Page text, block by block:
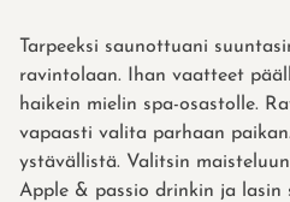
Tarpeeksi saunottuani
ravintolaan. Ihan vaatteet
haikein mielin spa-osastolle.
vapaasti valita parhaan
ystävällistä. Valitsin
Apple & passio drinkin ja lasin